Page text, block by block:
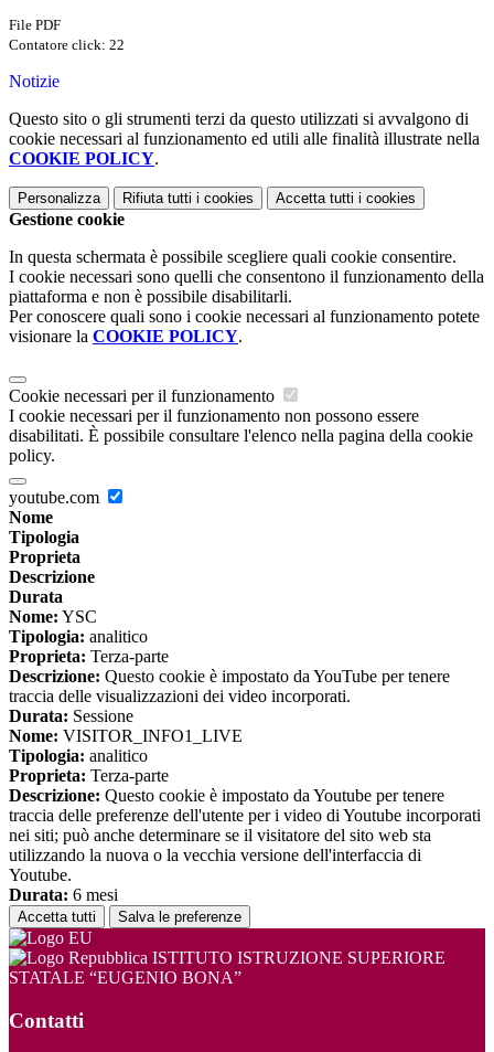
File PDF
Contatore click: 22
Notizie
Questo sito o gli strumenti terzi da questo utilizzati si avvalgono di
cookie necessari al funzionamento ed utili alle finalità illustrate nella
COOKIE POLICY.
Personalizza Rifiuta tutti i cookies Accetta tutti i cookies
Gestione cookie
In questa schermata è possibile scegliere quali cookie consentire.
I cookie necessari sono quelli che consentono il funzionamento della
piattaforma e non è possibile disabilitarli.
Per conoscere quali sono i cookie necessari al funzionamento potete
visionare la COOKIE POLICY.
Cookie necessari per il funzionamento
I cookie necessari per il funzionamento non possono essere
disabilitati. È possibile consultare l'elenco nella pagina della cookie
policy.
youtube.com
Nome
Tipologia
Proprieta
Descrizione
Durata
Nome: YSC
Tipologia: analitico
Proprieta: Terza-parte
Descrizione: Questo cookie è impostato da YouTube per tenere
traccia delle visualizzazioni dei video incorporati.
Durata: Sessione
Nome: VISITOR_INFO1_LIVE
Tipologia: analitico
Proprieta: Terza-parte
Descrizione: Questo cookie è impostato da Youtube per tenere
traccia delle preferenze dell'utente per i video di Youtube incorporati
nei siti; può anche determinare se il visitatore del sito web sta
utilizzando la nuova o la vecchia versione dell'interfaccia di
Youtube.
Durata: 6 mesi
Accetta tutti Salva le preferenze
ISTITUTO ISTRUZIONE SUPERIORE
STATALE “EUGENIO BONA”
Contatti